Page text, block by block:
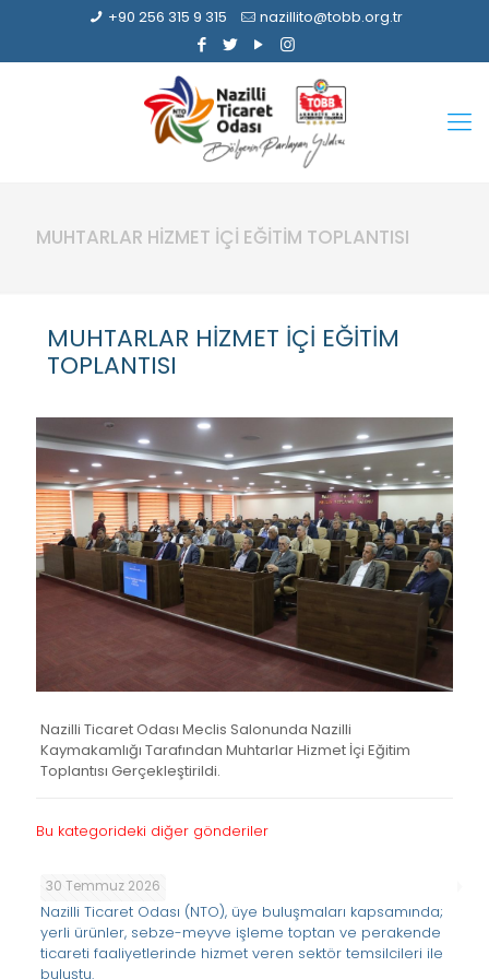
+90 256 315 9 315 nazillito@tobb.org.tr
MUHTARLAR HİZMET İÇİ EĞİTİM TOPLANTISI
MUHTARLAR HİZMET İÇİ EĞİTİM
TOPLANTISI
Nazilli Ticaret Odası Meclis Salonunda Nazilli
Kaymakamlığı Tarafından Muhtarlar Hizmet İçi Eğitim
Toplantısı Gerçekleştirildi.
Bu kategorideki diğer gönderiler
30 Temmuz 2026
Nazilli Ticaret Odası (NTO), üye buluşmaları kapsamında;
yerli ürünler, sebze-meyve işleme toptan ve perakende
ticareti faaliyetlerinde hizmet veren sektör temsilcileri ile
buluştu.